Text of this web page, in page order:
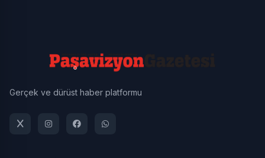
Gerçek ve dürüst haber platformu